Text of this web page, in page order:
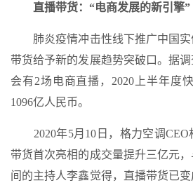
直播带货：“电商发展的新引擎”
肺炎疫情冲击性线下推广中国实
带货给予新的发展趋势突破口。据
会有2场电商直播，2020上半年度
1096亿人民币。
2020年5月10日，格力空调CEO
带货首次亮相的成交量提升三亿元
间的主持人李鑫觉得，直播带货已变